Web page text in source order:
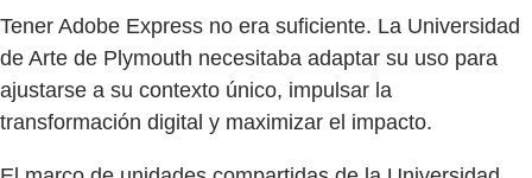
Tener Adobe Express no era suficiente. La Universidad
de Arte de Plymouth necesitaba adaptar su uso para
ajustarse a su contexto único, impulsar la
transformación digital y maximizar el impacto.